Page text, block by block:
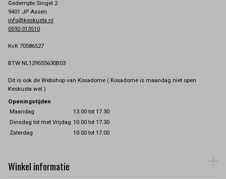
Gedempte Singel 2
9401 JP Assen
info@keskusta.nl
0592-313510
KvK 70586527
BTW NL129555630B03
Dit is ook de Webshop van Kosadome ( Kosadome is maandag niet open
Keskusta wel )
Openingstijden
Maandag
13.00 tot 17.30
Dinsdag tot met Vrijdag 10.00 tot 17.30
Zaterdag
10.00 tot 17.00
Winkel informatie